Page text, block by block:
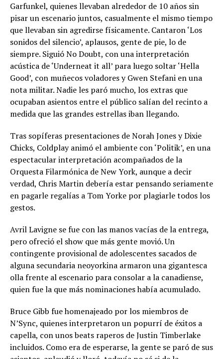
Garfunkel, quienes llevaban alrededor de 10 años sin
pisar un escenario juntos, casualmente el mismo tiempo
que llevaban sin agredirse físicamente. Cantaron ‘Los
sonidos del silencio’, aplausos, gente de pie, lo de
siempre. Siguió No Doubt, con una interpretación
acústica de ‘Underneat it all’ para luego soltar ‘Hella
Good’, con muñecos voladores y Gwen Stefani en una
nota militar. Nadie les paró mucho, los extras que
ocupaban asientos entre el público salían del recinto a
medida que las grandes estrellas iban llegando.
Tras sopíferas presentaciones de Norah Jones y Dixie
Chicks, Coldplay animó el ambiente con ‘Politik’, en una
espectacular interpretación acompañados de la
Orquesta Filarmónica de New York, aunque a decir
verdad, Chris Martin debería estar pensando seriamente
en pagarle regalías a Tom Yorke por plagiarle todos los
gestos.
Avril Lavigne se fue con las manos vacías de la entrega,
pero ofreció el show que más gente movió. Un
contingente provisional de adolescentes sacados de
alguna secundaria neoyorkina armaron una gigantesca
olla frente al escenario para consolar a la canadiense,
quien fue la que más nominaciones había acumulado.
Bruce Gibb fue homenajeado por los miembros de
N’Sync, quienes interpretaron un popurrí de éxitos a
capella, con unos beats raperos de Justin Timberlake
incluidos. Como era de esperarse, la gente se paró de sus